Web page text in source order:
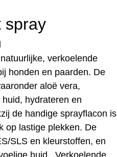
spray
verkoelende
honden en paarden. De
aloë vera,
hydrateren en
de handige sprayflacon is
op lastige plekken. De
SLS en kleurstoffen, en
huid.. Verkoelende